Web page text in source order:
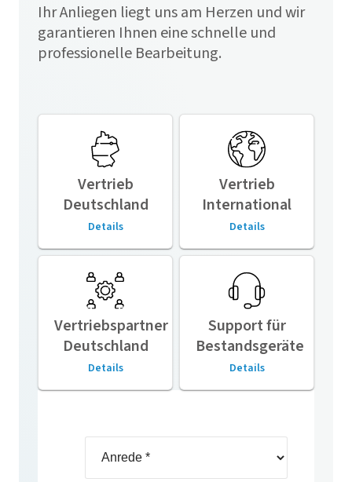
Ihr Anliegen liegt uns am Herzen und wir
garantieren Ihnen eine schnelle und
professionelle Bearbeitung.
Vertrieb
Deutschland
Details
Vertrieb
International
Details
Vertriebspartner
Deutschland
Details
Support für
Bestandsgeräte
Details